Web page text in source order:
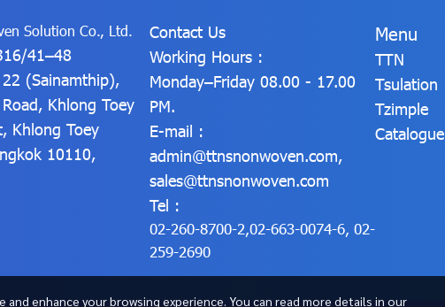
enhance your browsing experience. You can read more details in our
Solution Co., Ltd.
41–48
(Sainamthip),
Khlong Toey
Khlong Toey
10110,
Contact Us
Working Hours :
Monday–Friday 08.00 - 17.00
PM.
E-mail :
admin@ttnsnonwoven.com,
sales@ttnsnonwoven.com
Tel :
02-260-8700-2,02-663-0074-6, 02-
259-2690
Menu
TTN
Tsulation
Tzimple
Catalogue